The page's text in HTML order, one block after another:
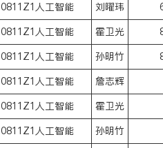
0811Z1人工智能 刘曜玮
0811Z1人工智能 霍卫光
0811Z1人工智能 孙明竹
0811Z1人工智能
詹志辉
0811Z1人工智能
霍卫光
0811Z1人工智能
孙明竹